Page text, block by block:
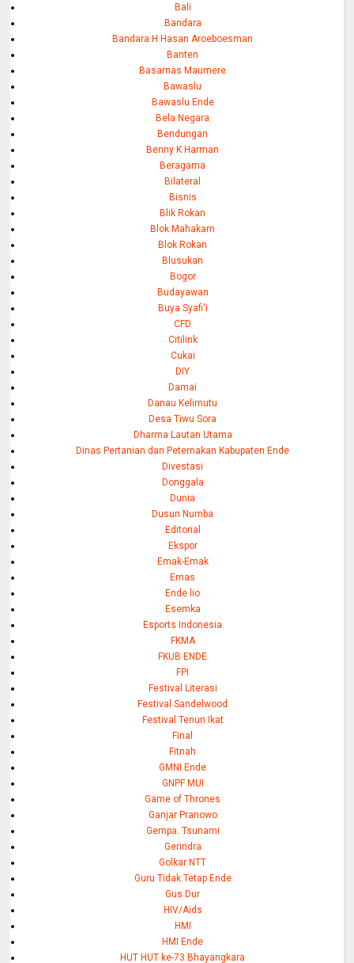
Bali
Bandara
Bandara H Hasan Aroeboesman
Banten
Basarnas Maumere
Bawaslu
Bawaslu Ende
Bela Negara
Bendungan
Benny K Harman
Beragama
Bilateral
Bisnis
Blik Rokan
Blok Mahakam
Blok Rokan
Blusukan
Bogor
Budayawan
Buya Syafi'i
CFD
Citilink
Cukai
DIY
Damai
Danau Kelimutu
Desa Tiwu Sora
Dharma Lautan Utama
Dinas Pertanian dan Peternakan Kabupaten Ende
Divestasi
Donggala
Dunia
Dusun Numba
Editorial
Ekspor
Emak-Emak
Emas
Ende lio
Esemka
Esports Indonesia
FKMA
FKUB ENDE
FPI
Festival Literasi
Festival Sandelwood
Festival Tenun Ikat
Final
Fitnah
GMNI Ende
GNPF MUI
Game of Thrones
Ganjar Pranowo
Gempa. Tsunami
Gerindra
Golkar NTT
Guru Tidak Tetap Ende
Gus Dur
HIV/Aids
HMI
HMI Ende
HUT HUT ke-73 Bhayangkara